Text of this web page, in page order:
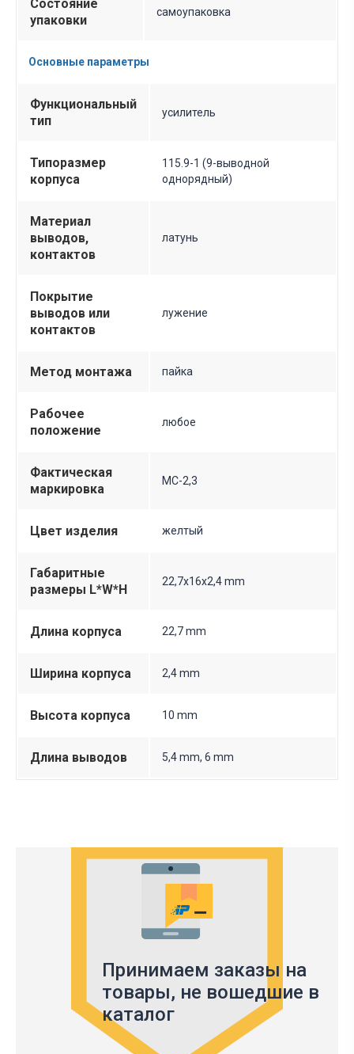
Состояние
упаковки
самоупаковка
Основные параметры
Функциональный
тип
усилитель
Типоразмер
корпуса
115.9-1 (9-выводной
однорядный)
Материал
выводов,
контактов
латунь
Покрытие
выводов или
контактов
лужение
Метод монтажа пайка
Рабочее
положение
любое
Фактическая
маркировка
МС-2,3
Цвет изделия желтый
Габаритные
размеры L*W*H
22,7х16х2,4 mm
Длина корпуса 22,7 mm
Ширина корпуса 2,4 mm
Высота корпуса 10 mm
Длина выводов 5,4 mm, 6 mm
Принимаем заказы на
товары, не вошедшие в
каталог